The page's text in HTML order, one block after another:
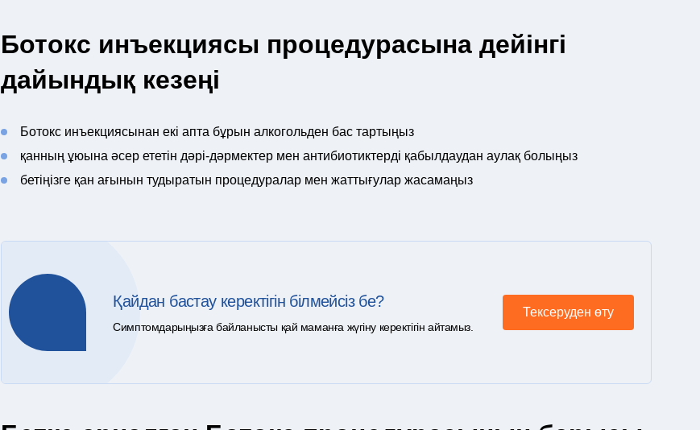
Ботокс инъекциясы процедурасына дейінгі
дайындық кезеңі
Ботокс инъекциясынан екі апта бұрын алкогольден бас тартыңыз
қанның ұюына әсер ететін дәрі-дәрмектер мен антибиотиктерді қабылдаудан аулақ болыңыз
бетіңізге қан ағынын тудыратын процедуралар мен жаттығулар жасамаңыз
Қайдан бастау керектігін білмейсіз бе?
Симптомдарыңызға байланысты қай маманға жүгіну керектігін айтамыз.
Тексеруден өту